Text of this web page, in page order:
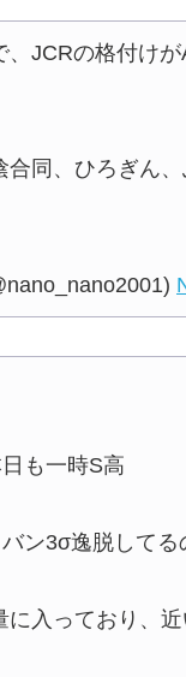
JCRの格付け
同、ひろぎん
も一時S高
ン3σ逸脱してる
入っており、